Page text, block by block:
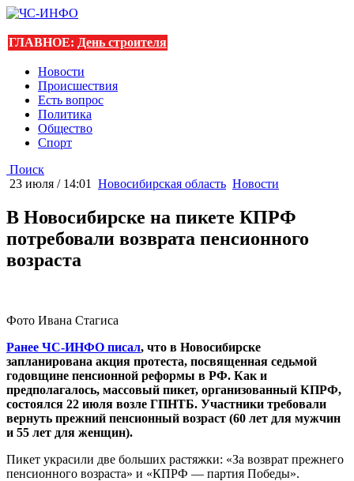
ГЛАВНОЕ: День строителя
Новости
Происшествия
Есть вопрос
Политика
Общество
Спорт
Поиск
23 июля / 14:01
Новосибирская область Новости
В Новосибирске на пикете КПРФ
потребовали возврата пенсионного
возраста
Фото Ивана Стагиса
Ранее ЧС-ИНФО писал, что в Новосибирске
запланирована акция протеста, посвященная седьмой
годовщине пенсионной реформы в РФ. Как и
предполагалось, массовый пикет, организованный КПРФ,
состоялся 22 июля возле ГПНТБ. Участники требовали
вернуть прежний пенсионный возраст (60 лет для мужчин
и 55 лет для женщин).
Пикет украсили две больших растяжки: «За возврат прежнего
пенсионного возраста» и «КПРФ — партия Победы».